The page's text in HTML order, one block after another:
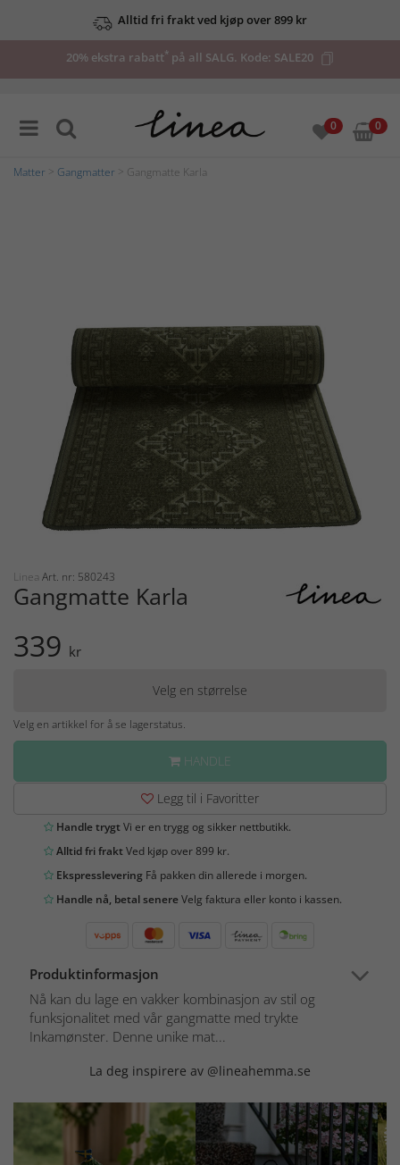
Alltid fri frakt ved kjøp over 899 kr
20% ekstra rabatt* på all SALG. Kode: SALE20
0 0
Matter Gangmatter > Gangmatte Karla
Linea Art. nr: 580243
Gangmatte Karla
339 kr
Velg en størrelse
Velg en artikkel for å se lagerstatus.
HANDLE
Legg til i Favoritter
Handle trygtVi er en trygg og sikker nettbutikk.
Alltid fri fraktVed kjøp over 899 kr.
Ekspresslevering Få pakken din allerede i morgen.
Handle nå, betal senereVelg faktura eller konto i kassen.
Produktinformasjon
Nå kan du lage en vakker kombinasjon av stil og
funksjonalitet med vår gangmatte med trykte
Inkamønster. Denne unike mat...
La deg inspirere av @lineahemma.se